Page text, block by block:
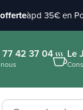
àpd 35€ en
77 42 37 04 Le